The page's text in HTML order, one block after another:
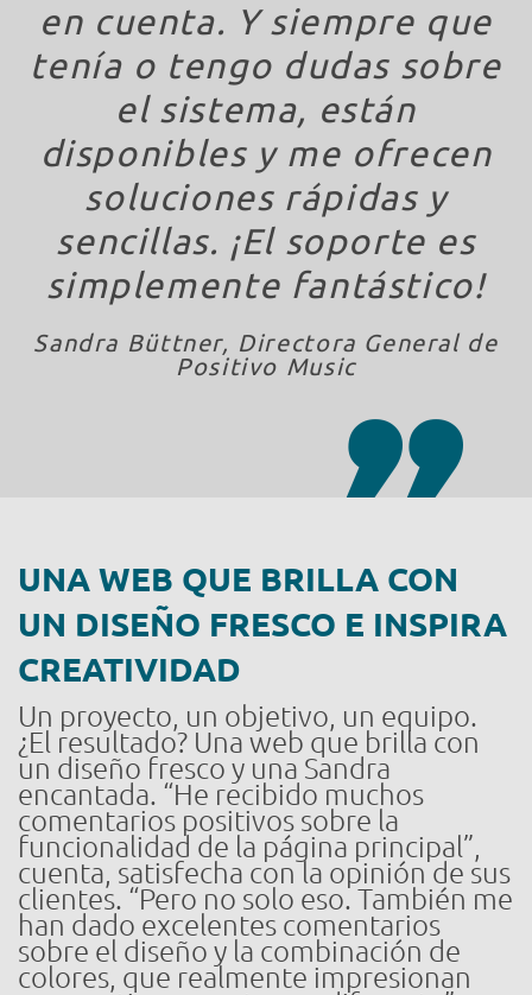
en cuenta. Y siempre que
tenía o tengo dudas sobre
el sistema, están
disponibles y me ofrecen
soluciones rápidas y
sencillas. ¡El soporte es
simplemente fantástico!
Sandra Büttner, Directora General de
Positivo Music
UNA WEB QUE BRILLA CON
UN DISEÑO FRESCO E INSPIRA
CREATIVIDAD
Un proyecto, un objetivo, un equipo.
¿El resultado? Una web que brilla con
un diseño fresco y una Sandra
encantada. “He recibido muchos
comentarios positivos sobre la
funcionalidad de la página principal”,
cuenta, satisfecha con la opinión de sus
clientes. “Pero no solo eso. También me
han dado excelentes comentarios
sobre el diseño y la combinación de
colores, que realmente impresionan